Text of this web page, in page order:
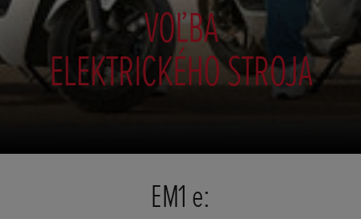
VOĽBA
ELEKTRICKÉHO STROJA
EM1 e: